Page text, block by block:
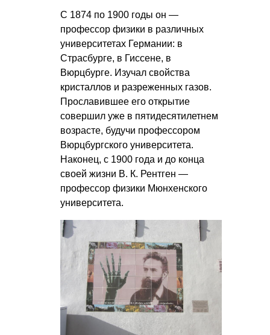
С 1874 по 1900 годы он —
профессор физики в различных
университетах Германии: в
Страсбурге, в Гиссене, в
Вюрцбурге. Изучал свойства
кристаллов и разреженных газов.
Прославившее его открытие
совершил уже в пятидесятилетнем
возрасте, будучи профессором
Вюрцбургского университета.
Наконец, с 1900 года и до конца
своей жизни В. К. Рентген —
профессор физики Мюнхенского
университета.